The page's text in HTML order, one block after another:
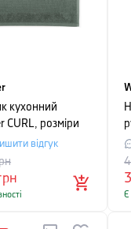
кухонний
CURL, розміри
зелено-сірий
відгук
Є